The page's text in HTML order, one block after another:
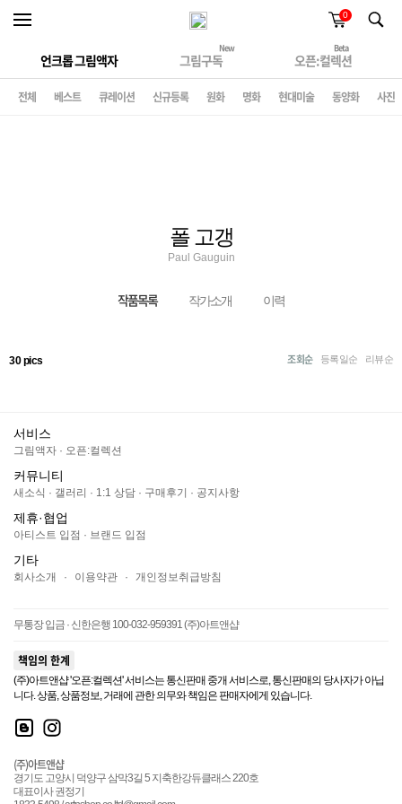
0
언크롭 그림액자
New
그림구독
Beta
오픈:컬렉션
전체 베스트 큐레이션 신규등록 원화 명화 현대미술 동양화 사진
폴 고갱
Paul Gauguin
작품목록 작가소개 이력
30 pics 조회순 등록일순 리뷰순
서비스
그림액자 · 오픈:컬렉션
커뮤니티
새소식 · 갤러리 · 1:1 상담 · 구매후기 · 공지사항
제휴·협업
아티스트 입점 · 브랜드 입점
기타
회사소개 · 이용약관 · 개인정보취급방침
무통장 입금 · 신한은행 100-032-959391 (주)아트앤샵
책임의 한계
(주)아트앤샵 '오픈:컬렉션' 서비스는 통신판매 중개 서비스로, 통신판매의 당사자가 아닙
니다. 상품, 상품정보, 거래에 관한 의무와 책임은 판매자에게 있습니다.
(주)아트앤샵
경기도 고양시 덕양구 삼막3길 5 지축한강듀클래스 220호
대표이사 권정기